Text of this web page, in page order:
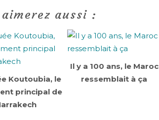
aimerez aussi :
Koutoubia, le
principal de
Il y a 100 ans, le Maroc
ressemblait à ça